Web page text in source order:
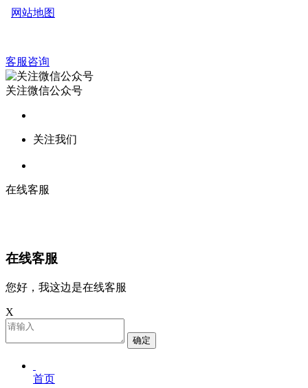
网站地图
客服咨询
关注微信公众号
关注我们
在线客服
在线客服
您好，我这边是在线客服
X
确定
首页